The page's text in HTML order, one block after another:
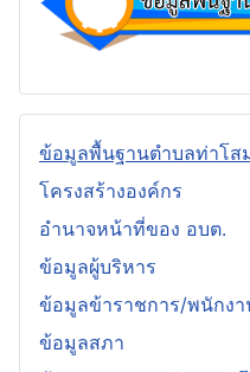
ข้อมูลพื้นฐานตำบลท่าโส
โครงสร้างองค์กร
อำนาจหน้าที่ของ อบต.
ข้อมูลผู้บริหาร
ข้อมูลข้าราชการ/พนักง
ข้อมูลสภา